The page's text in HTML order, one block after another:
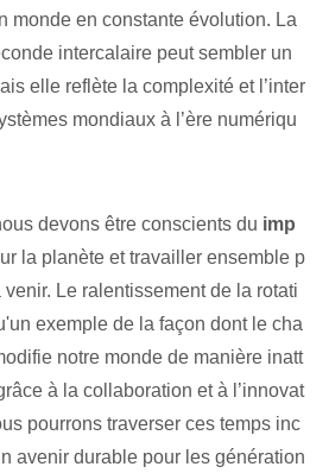
monde en constante évolution. La
intercalaire peut sembler un
elle reflète la complexité et l’inter
mondiaux à l’ère numériqu
devons être conscients du imp
la planète et travailler ensemble p
Le ralentissement de la rotati
exemple de la façon dont le cha
notre monde de manière inatt
à la collaboration et à l’innovat
pourrons traverser ces temps inc
avenir durable pour les génération